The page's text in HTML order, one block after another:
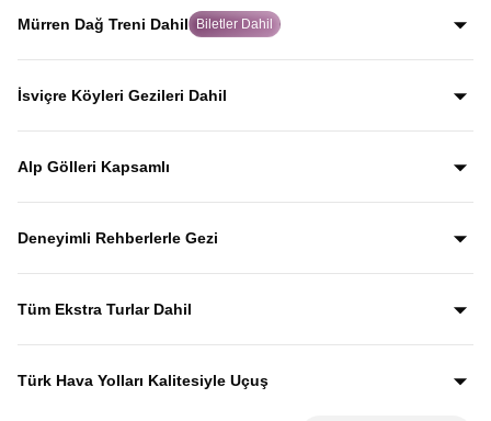
suları ve etkileyici manzarasıyla rehberli gezi programında
Mürren Dağ Treni Dahil Biletler Dahil
İsviçre Alpleri’nin en etkileyici dağ rotalarından biri olan
Mürren Dağ Treni ile; vadi ve Alp köyleri manzaraları
İsviçre Köyleri Gezileri Dahil
İsviçre Alpleri’nin en kartpostallık kasabaları olan Mürren,
Grindelwald ve Lauterbrunnen, Alp manzaraları eşliğinde
Alp Gölleri Kapsamlı
Gezi boyunca Luzern, Leman, Zürih, Brienz ve Thun
göllerini görerek İsviçre’nin en etkileyici Alp manzaralarına
Deneyimli Rehberlerle Gezi
Yıllardır bu tur rotasını birebir uygulayan ve deneyimleyen
rehberler eşliğinde gezerek; şehirleri sadece görmekle
Tüm Ekstra Turlar Dahil
Yola çıktığınızda sürpriz ödemelerle karşılaşmazsınız.
Ekstra tur ücreti alınmaz; programda yer alan tüm geziler
Türk Hava Yolları Kalitesiyle Uçuş